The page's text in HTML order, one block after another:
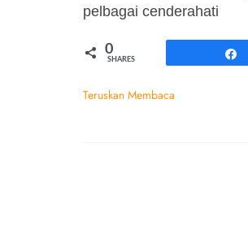
pelbagai cenderahati
0
SHARES
Teruskan Membaca